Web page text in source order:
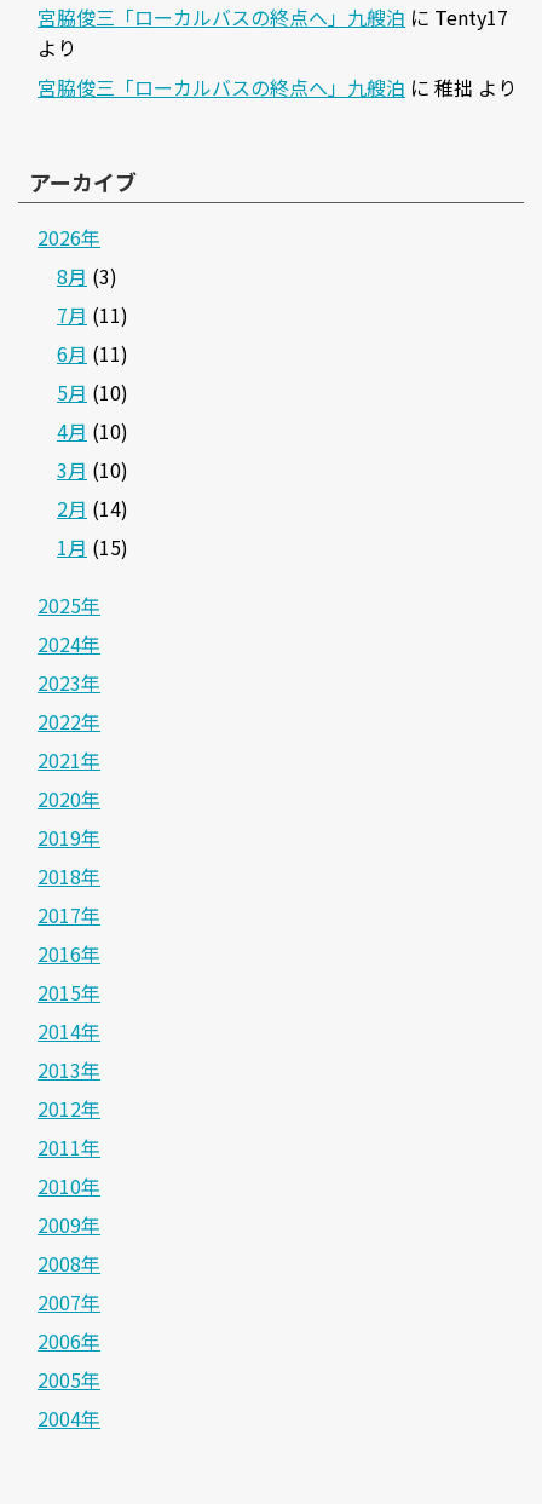
宮脇俊三「ローカルバスの終点へ」九艘泊 に Tenty17
より
宮脇俊三「ローカルバスの終点へ」九艘泊 に 稚拙 より
アーカイブ
2026年
8月 (3)
7月 (11)
6月 (11)
5月 (10)
4月 (10)
3月 (10)
2月 (14)
1月 (15)
2025年
2024年
2023年
2022年
2021年
2020年
2019年
2018年
2017年
2016年
2015年
2014年
2013年
2012年
2011年
2010年
2009年
2008年
2007年
2006年
2005年
2004年